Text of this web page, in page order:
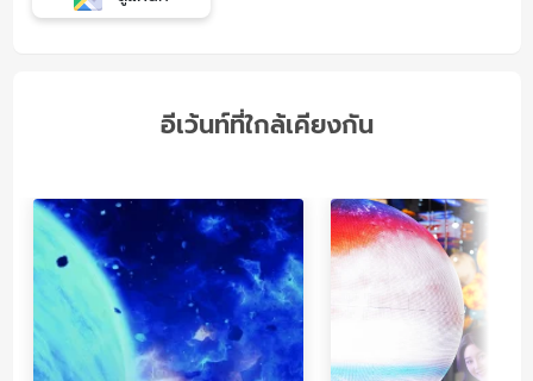
อีเว้นท์ที่ใกล้เคียงกัน